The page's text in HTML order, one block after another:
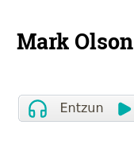
Mark Olson